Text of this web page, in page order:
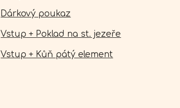
Dárkový poukaz
Vstup + Poklad na st. jezeře
Vstup + Kůň pátý element